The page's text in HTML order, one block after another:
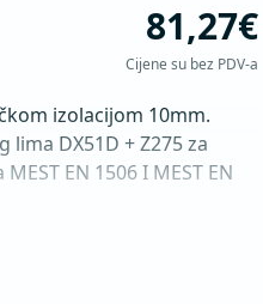
81,27€
Cijene su bez PDV-a
izolacijom 10mm.
DX51D + Z275 za
EN 1506 I MEST EN